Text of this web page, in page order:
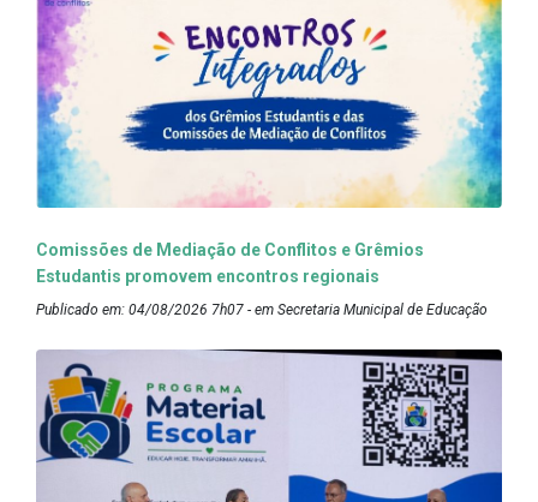
Comissões de Mediação de Conflitos e Grêmios
Estudantis promovem encontros regionais
Publicado em: 04/08/2026 7h07 - em Secretaria Municipal de Educação